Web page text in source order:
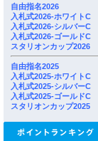
自由指名2026
入札式2026-ホワイトC
入札式2026-シルバーC
入札式2026-ゴールドC
スタリオンカップ2026
自由指名2025
入札式2025-ホワイトC
入札式2025-シルバーC
入札式2025-ゴールドC
スタリオンカップ2025